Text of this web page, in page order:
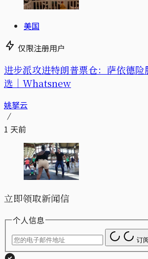
美国
仅限注册用户
进步派攻进特朗普票仓：萨依德
选｜Whatsnew
姚拏云
1 天前
立即领取新闻信
个人信息
订